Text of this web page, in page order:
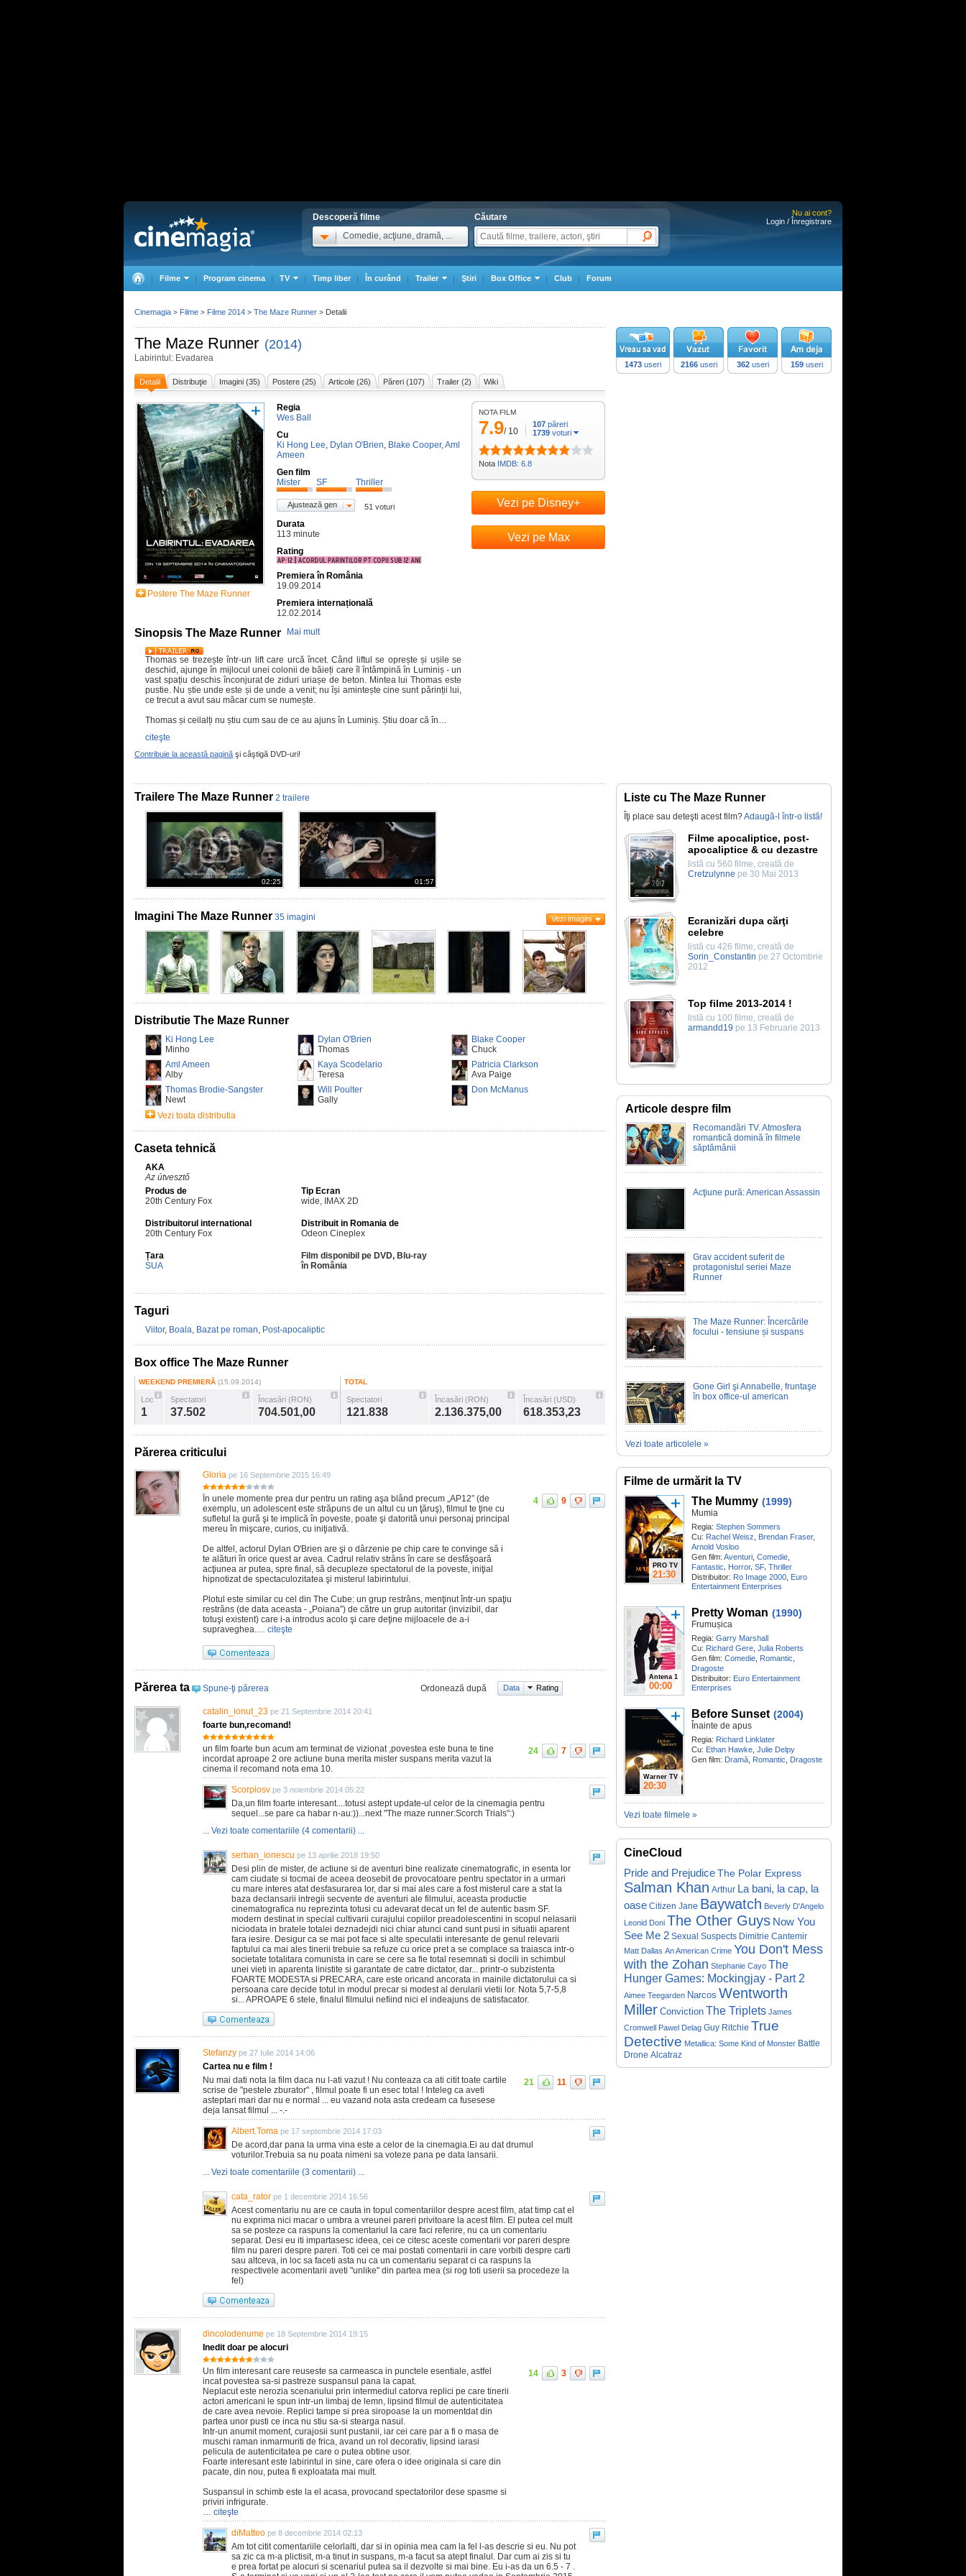
Descoperă filme
Comedie, acţiune, dramă, ...
Căutare
Nu ai cont?
Login / Înregistrare
Filme Program cinema TV Timp liber În curând Trailer Ştiri Box Office Club Forum
The Maze Runner (2014)
Labirintul: Evadarea
Detalii Distribuţie Imagini (35) Postere (25) Articole (26) Păreri (107) Trailer (2) Wiki
Postere The Maze Runner
Regia
Wes Ball
Cu
Ki Hong Lee, Dylan O'Brien, Blake Cooper,Aml
Ameen
Gen film
Mister
SF Thriller
Ajustează gen 51 voturi
Durata
113 minute
Rating
Premiera în România
19.09.2014
Premiera internațională
12.02.2014
Sinopsis The Maze Runner Mai mult
Thomas se trezește într-un lift care urcă încet. Când liftul se oprește și ușile se
deschid, ajunge în mijlocul unei colonii de băieți care îl întâmpină în Luminiș - un
vast spațiu deschis înconjurat de ziduri uriașe de beton. Mintea lui Thomas este
pustie. Nu știe unde este și de unde a venit; nu își amintește cine sunt părinții lui,
ce trecut a avut sau măcar cum se numește.
Thomas și ceilalți nu știu cum sau de ce au ajuns în Luminiș. Știu doar că în…
citeşte
Contribuie la această pagină şi câştigă DVD-uri!
NOTA FILM
7.9/ 10
107 păreri
1739 voturi
Nota IMDB: 6.8
Vezi pe Disney+
Vezi pe Max
1473 useri 2166useri 362useri 159useri
Trailere The Maze Runner 2 trailere
02:25 01:57
Imagini The Maze Runner 35 imagini Vezi imagini
Distributie The Maze Runner
Ki Hong Lee
Minho
Dylan O'Brien
Thomas
Blake Cooper
Chuck
Aml Ameen
Alby
Kaya Scodelario
Teresa
Patricia Clarkson
Ava Paige
Thomas Brodie-Sangster
Newt
Will Poulter
Gally
Don McManus
Vezi toata distributia
Caseta tehnică
AKA
Az útvesztő
Produs de
20th Century Fox
Tip Ecran
wide, IMAX 2D
Distribuitorul international
20th Century Fox
Distribuit in Romania de
Odeon Cineplex
Țara
SUA
Film disponibil pe DVD, Blu-ray
în România
Taguri
Viitor, Boala, Bazat pe roman, Post-apocaliptic
Box office The Maze Runner
WEEKEND PREMIERĂ (15.09.2014)
Loc
1
Spectatori
37.502
Încasări (RON)
704.501,00
TOTAL
Spectatori
121.838
Încasări (RON)
2.136.375,00
Încasări (USD)
618.353,23
Părerea criticului
Gloria pe 16 Septembrie 2015 16:49
În unele momente prea dur pentru un rating aşa blând precum „AP12” (de
exemplu, un adolescent este străpuns de un altul cu un ţăruş), filmul te ţine cu
sufletul la gură şi te implică în poveste, poate şi datorită unui personaj principal
mereu în mişcare, curios, cu iniţiativă.
De altfel, actorul Dylan O'Brien are şi o dârzenie pe chip care te convinge să i
te alături în orice quest ar avea. Cadrul relativ strâns în care se desfăşoară
acţiunea ar putea, spre final, să decupleze spectatorul de la poveste, iniţial
hipnotizat de spectaculozitatea şi misterul labirintului.
Plotul este similar cu cel din The Cube: un grup restrâns, menţinut într-un spaţiu
restrâns (de data aceasta - „Poiana”) de către un grup autoritar (invizibil, dar
totuşi existent) care i-a introdus acolo şi care deţine mijloacele de a-i
supraveghea.… citeşte
4 9
Părerea ta Spune-ţi părerea Ordonează după Data Rating
catalin_ionut_23 pe 21 Septembrie 2014 20:41
foarte bun,recomand!
un film foarte bun acum am terminat de vizionat ,povestea este buna te tine
incordat aproape 2 ore actiune buna merita mister suspans merita vazut la
cinema il recomand nota ema 10.
24 7
Scorpiosv pe 3 noiembrie 2014 05:22
Da,un film foarte interesant....totusi astept update-ul celor de la cinemagia pentru
sequel...se pare ca habar n-au:))...next "The maze runner:Scorch Trials":)
... Vezi toate comentariile (4 comentarii) ...
serban_ionescu pe 13 aprilie 2018 19:50
Desi plin de mister, de actiune si de aventuri bine realizate cinematografic, in esenta lor
cam ciudate si tocmai de aceea deosebit de provocatoare pentru spectator in a urmari
cu mare interes atat desfasurarea lor, dar si mai ales care a fost misterul care a stat la
baza declansarii intregii secvente de aventuri ale filmului, aceasta productie
cinematografica nu reprezinta totusi cu adevarat decat un fel de autentic basm SF.
modern destinat in special cultivarii curajului copiilor preadolescentini in scopul nelasarii
niciodata in bratele totalei deznadejdi nici chiar atunci cand sunt pusi in situatii aparent
fara iesire. Desigur ca se mai pot face si alte speculatii interesante de genul relevarii
faptului ca mai ales tinerii trebuie sa refuze cu orice pret a se complace sa traiasca intr-o
societate totalitara comunista in care se cere sa fie total resemnati si docili in schimbul
unei vieti in aparenta linistite si garantate de catre dictator, dar... printr-o subzistenta
FOARTE MODESTA si PRECARA, care este oricand ancorata in mainile dictatorului ca si
persoana care decide totul in modul precar si modest al derularii vietii lor. Nota 5,7-5,8
si... APROAPE 6 stele, finalul filmului nefiind nici el indeajuns de satisfacator.
Stefanzy pe 27 Iulie 2014 14:06
Cartea nu e film !
Nu mai dati nota la film daca nu l-ati vazut ! Nu conteaza ca ati citit toate cartile
scrise de "pestele zburator" , filmul poate fi un esec total ! Inteleg ca aveti
asteptari mari dar nu e normal ... eu vazand nota asta credeam ca fusesese
deja lansat filmul ... -.-
21 11
Albert.Toma pe 17 septembrie 2014 17:03
De acord,dar pana la urma vina este a celor de la cinemagia.Ei au dat drumul
voturilor.Trebuia sa nu poata nimeni sa voteze pana pe data lansarii.
... Vezi toate comentariile (3 comentarii) ...
cata_rator pe 1 decembrie 2014 16:56
Acest comentariu nu are ce cauta in topul comentariilor despre acest film, atat timp cat el
nu exprima nici macar o umbra a vreunei pareri privitoare la acest film. El putea cel mult
sa se posteze ca raspuns la comentariul la care faci referire, nu ca un comentariu
separat. Desi eu iti impartasesc ideea, cei ce citesc aceste comentarii vor pareri despre
film nu pareri despre pareri. Toti cei ce mai postati comentarii in care vorbiti despre carti
sau altceva, in loc sa faceti asta nu ca un comentariu separat ci ca raspuns la
respectivele acomentarii aveti "unlike" din partea mea (si rog toti userii sa procedeze la
fel)
dincolodenume pe 18 Septembrie 2014 19:15
Inedit doar pe alocuri
Un film interesant care reuseste sa carmeasca in punctele esentiale, astfel
incat povestea sa-si pastreze suspansul pana la capat.
Neplacut este nerozia scenariului prin intermediul catorva replici pe care tinerii
actori americani le spun intr-un limbaj de lemn, lipsind filmul de autenticitatea
de care avea nevoie. Replici tampe si prea siropoase la un momentdat din
partea unor pusti ce inca nu stiu sa-si stearga nasul.
Intr-un anumit moment, curajosii sunt pustanii, iar cei care par a fi o masa de
muschi raman inmarmuriti de frica, avand un rol decorativ, lipsind iarasi
pelicula de autenticitatea pe care o putea obtine usor.
Foarte interesant este labirintul in sine, care ofera o idee originala si care din
pacate, din nou, putea fi exploatata mai mult.
Suspansul in schimb este la el acasa, provocand spectatorilor dese spasme si
priviri infrigurate.
… citeşte
14 3
diMatteo pe 8 decembrie 2014 02:13
Am tot citit comentariile celorlalti, dar si in opinia mea cam la fel l-as descrie si eu. Nu pot
sa zic ca m-a plictisit, m-a tinut in suspans, m-a facut sa atept finalul. Dar cum ai zis si tu
e prea fortat pe alocuri si scenariul putea sa il dezvolte si mai bine. Eu i-as da un 6.5 - 7 .
Liste cu The Maze Runner
Îţi place sau deteşti acest film?Adaugă-l într-o listă!
Filme apocaliptice, post-
apocaliptice & cu dezastre
listă cu 560 filme, creată de
Cretzulynne pe 30 Mai 2013
Ecranizări dupa cărţi
celebre
listă cu 426 filme, creată de
Sorin_Constantin pe 27 Octombrie
2012
Top filme 2013-2014 !
listă cu 100 filme, creată de
armandd19 pe 13 Februarie 2013
Articole despre film
Recomandări TV. Atmosfera
romantică domină în filmele
săptămânii
Acţiune pură: American Assassin
Grav accident suferit de
protagonistul seriei Maze
Runner
The Maze Runner: Încercările
focului - tensiune și suspans
Gone Girl şi Annabelle, fruntaşe
în box office-ul american
Vezi toate articolele »
Filme de urmărit la TV
PRO TV
21:30
The Mummy (1999)
Mumia
Regia: Stephen Sommers
Cu: Rachel Weisz Brendan Fraser,
Arnold Vosloo
Gen film: Aventuri Comedie
Fantastic, Horror, SF, Thriller
Distribuitor: Ro Image 2000 Euro
Entertainment Enterprises
Antena 1
00:00
Pretty Woman (1990)
Frumușica
Regia: Garry Marshall
Cu: Richard Gere Julia Roberts
Gen film: Comedie Romantic
Dragoste
Distribuitor: Euro Entertainment
Enterprises
Warner TV
20:30
Before Sunset (2004)
Înainte de apus
Regia: Richard Linklater
Cu: Ethan Hawke Julie Delpy
Gen film: Dramă Romantic Dragoste
Vezi toate filmele »
CineCloud
Pride and PrejudiceThe Polar Express
Salman Khan Arthur La bani, la cap, la
oase Citizen Jane Baywatch Beverly D'Angelo
Leonid Doni The Other Guys Now You
See Me 2 Sexual Suspects Dimitrie Cantemir
Matt Dallas An American Crime You Don't Mess
with the Zohan Stephanie Cayo The
Hunger Games: Mockingjay - Part 2
Aimee Teegarden Narcos Wentworth
Miller Conviction The Triplets James
Cromwell Pawel Delag Guy Ritchie True
Detective Metallica: Some Kind of Monster Battle
Drone Alcatraz
Cinemagia > Filme > Filme 2014 > The Maze Runner > Detalii